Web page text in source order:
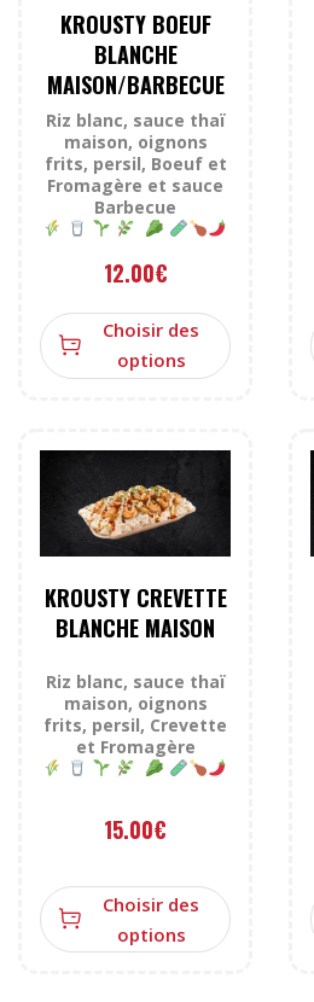
KROUSTY BOEUF
BLANCHE
MAISON/BARBECUE
Riz blanc, sauce thaï
maison, oignons
frits, persil, Boeuf et
Fromagère et sauce
Barbecue
12.00€
Choisir des
options
KROUSTY CREVETTE
BLANCHE MAISON
Riz blanc, sauce thaï
maison, oignons
frits, persil, Crevette
et Fromagère
15.00€
Choisir des
options